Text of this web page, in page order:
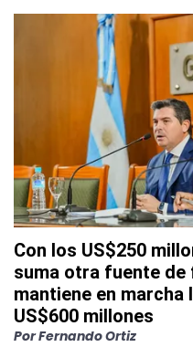
Con los US$250
suma otra fuente de
mantiene en marcha
US$600 millones
PorFernando Ortiz